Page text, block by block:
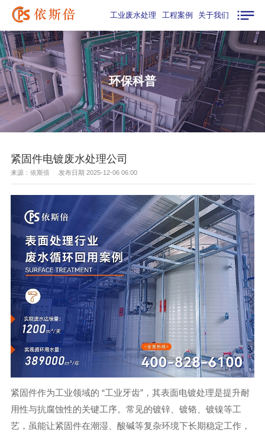
工业废水处理 工程案例 关于我们
环保科普
紧固件电镀废水处理公司
来源：依斯倍 发布日期 2025-12-06 06:00
紧固件作为工业领域的 “工业牙齿”，其表面电镀处理是提升耐
用性与抗腐蚀性的关键工序。常见的镀锌、镀铬、镀镍等工
艺，虽能让紧固件在潮湿、酸碱等复杂环境下长期稳定工作，